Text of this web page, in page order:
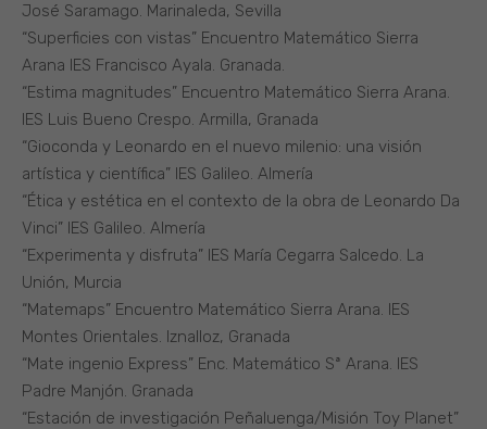
José Saramago. Marinaleda, Sevilla
“Superficies con vistas” Encuentro Matemático Sierra
Arana IES Francisco Ayala. Granada.
“Estima magnitudes” Encuentro Matemático Sierra Arana.
IES Luis Bueno Crespo. Armilla, Granada
“Gioconda y Leonardo en el nuevo milenio: una visión
artística y científica” IES Galileo. Almería
“Ética y estética en el contexto de la obra de Leonardo Da
Vinci” IES Galileo. Almería
“Experimenta y disfruta” IES María Cegarra Salcedo. La
Unión, Murcia
“Matemaps” Encuentro Matemático Sierra Arana. IES
Montes Orientales. Iznalloz, Granada
“Mate ingenio Express” Enc. Matemático Sª Arana. IES
Padre Manjón. Granada
“Estación de investigación Peñaluenga/Misión Toy Planet”